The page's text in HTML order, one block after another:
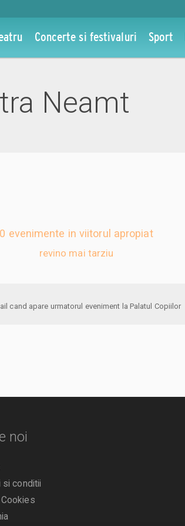
Concerte si festivaluri Sport
Neamt
0 evenimente in viitorul apropiat
revino mai tarziu
anunta-ma pe email cand apare urmatorul eveniment la Palatul Copiilor
noi
si conditii